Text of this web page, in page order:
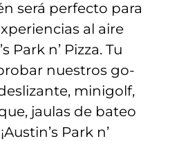
será perfecto para
al aire
Park n’ Pizza. Tu
nuestros go-
minigolf,
jaulas de bateo
Park n’